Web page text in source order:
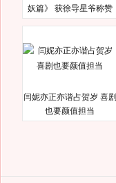
妖篇》 获徐导星爷称赞
闫妮亦正亦谐占贺岁 喜剧
也要颜值担当